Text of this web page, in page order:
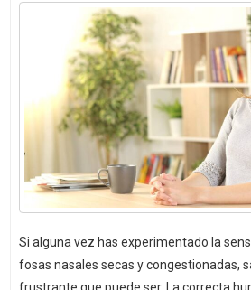
Si alguna vez has experimentado la
fosas nasales secas y congestionadas,